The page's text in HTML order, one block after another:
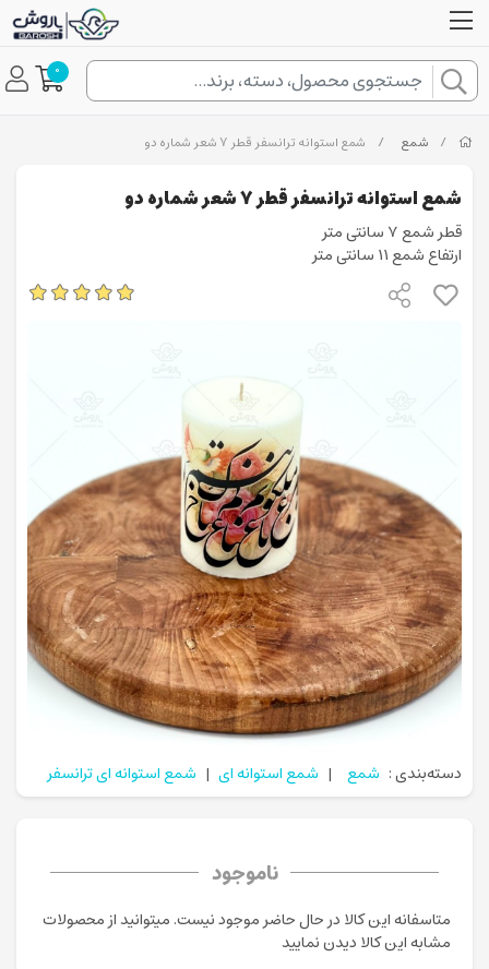
0
/ شمع / شمع استوانه ترانسفر قطر 7 شعر شماره دو
شمع استوانه ترانسفر قطر 7 شعر شماره دو
قطر شمع 7 سانتی متر
ارتفاع شمع 11 سانتی متر
دسته‌بندی : شمع | شمع استوانه ای | شمع استوانه ای ترانسفر
ناموجود
متاسفانه این کالا در حال حاضر موجود نیست. می‍توانید از محصولات
مشابه این کالا دیدن نمایید